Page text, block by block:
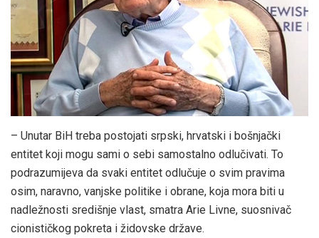
– Unutar BiH treba postojati srpski, hrvatski i bošnjački
entitet koji mogu sami o sebi samostalno odlučivati. To
podrazumijeva da svaki entitet odlučuje o svim pravima
osim, naravno, vanjske politike i obrane, koja mora biti u
nadležnosti središnje vlast, smatra Arie Livne, suosnivač
cionističkog pokreta i židovske države.